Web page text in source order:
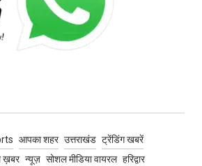
आपका शहर उत्तराखंड ट्रेंडिंग खबरें
ख़बर न्यूज़ सोशल मीडिया वायरल हरिद्वार